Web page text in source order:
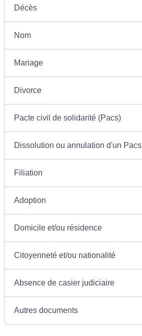
Décès
Nom
Mariage
Divorce
Pacte civil de solidarité (Pacs)
Dissolution ou annulation d'un Pacs
Filiation
Adoption
Domicile et/ou résidence
Citoyenneté et/ou nationalité
Absence de casier judiciaire
Autres documents